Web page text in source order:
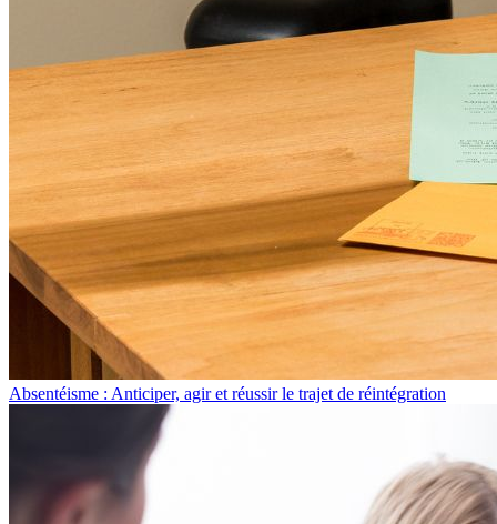
Absentéisme : Anticiper, agir et réussir le trajet de réintégration